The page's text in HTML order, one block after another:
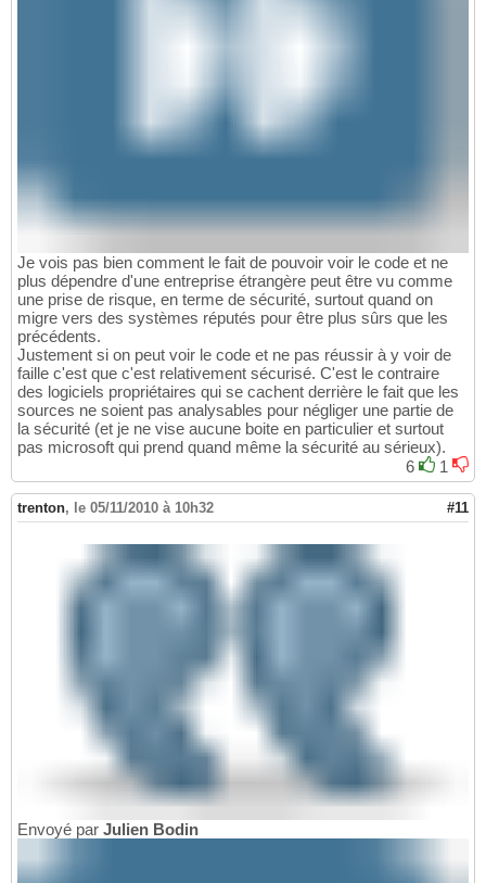
Je vois pas bien comment le fait de pouvoir voir le code et ne
plus dépendre d'une entreprise étrangère peut être vu comme
une prise de risque, en terme de sécurité, surtout quand on
migre vers des systèmes réputés pour être plus sûrs que les
précédents.
Justement si on peut voir le code et ne pas réussir à y voir de
faille c'est que c'est relativement sécurisé. C'est le contraire
des logiciels propriétaires qui se cachent derrière le fait que les
sources ne soient pas analysables pour négliger une partie de
la sécurité (et je ne vise aucune boite en particulier et surtout
pas microsoft qui prend quand même la sécurité au sérieux).
6
1
trenton, le 05/11/2010 à 10h32 #11
Envoyé par Julien Bodin